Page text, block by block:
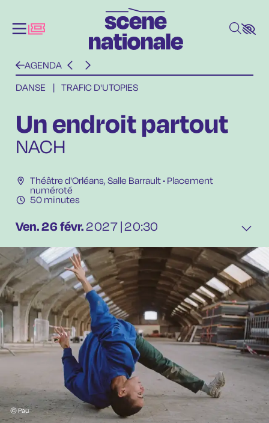
AGENDA
DANSE TRAFIC D'UTOPIES
Un endroit partout
NACH
Théâtre d'Orléans, Salle Barrault• Placement
numéroté
50 minutes
Ven.26févr.2027 20:30
© Pau